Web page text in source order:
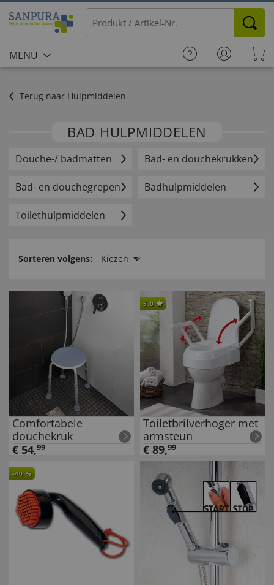
MENU
Terug naar Hulpmiddelen
BAD HULPMIDDELEN
Douche-/ badmatten Bad- en douchekrukken
Bad- en douchegrepen Badhulp­middelen
Toilethulp­middelen
Sorteren volgens: Kiezen
Comfortabele
douchekruk
€ 54,99
5.0
Toiletbrilverhoger met
armsteun
€ 89,99
-40 %